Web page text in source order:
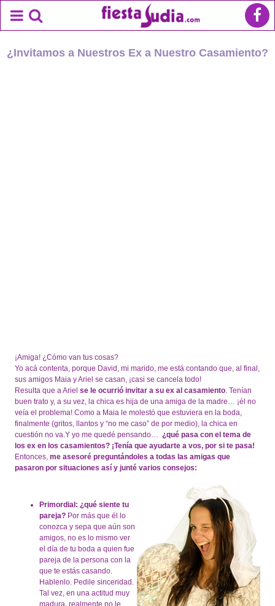
¿Invitamos a Nuestros Ex a Nuestro Casamiento?
¡Amiga! ¿Cómo van tus cosas?
Yo acá contenta, porque David, mi marido, me está contando que, al final,
sus amigos Maia y Ariel se casan, ¡casi se cancela todo!
Resulta que a Ariel se le ocurrió invitar a su ex al casamiento. Tenían
buen trato y, a su vez, la chica es hija de una amiga de la madre… ¡él no
veía el problema! Como a Maia le molestó que estuviera en la boda,
finalmente (gritos, llantos y “no me caso” de por medio), la chica en
cuestión no va.Y yo me quedé pensando… ¿qué pasa con el tema de
los ex en los casamientos? ¡Tenía que ayudarte a vos, por si te pasa!
Entonces, me asesoré preguntándoles a todas las amigas que
pasaron por situaciones así y junté varios consejos:
Primordial: ¿qué siente tu
pareja? Por más que él lo
conozca y sepa que aún son
amigos, no es lo mismo ver
el día de tu boda a quien fue
pareja de la persona con la
que te estás casando.
Hablenlo. Pedile sinceridad.
Tal vez, en una actitud muy
madura, realmente no le